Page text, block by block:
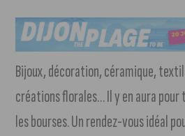
Bijoux, décoration, céramique,
créations florales… Il y en aura
les bourses. Un rendez-vous idéal